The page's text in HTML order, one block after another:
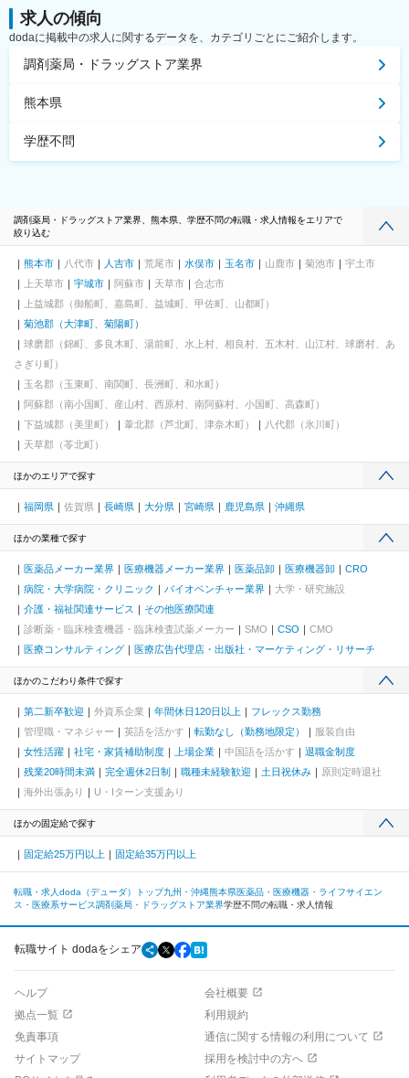
求人の傾向
dodaに掲載中の求人に関するデータを、カテゴリごとにご紹介します。
調剤薬局・ドラッグストア業界
熊本県
学歴不問
調剤薬局・ドラッグストア業界、熊本県、学歴不問の転職・求人情報をエリアで
絞り込む
熊本市 八代市 人吉市 荒尾市 水俣市 玉名市 山鹿市 菊池市
宇土市
上天草市
宇城市 阿蘇市 天草市
合志市
上益城郡（御船町、嘉島町、益城町、甲佐町、山都町）
菊池郡（大津町、菊陽町）
球磨郡（錦町、多良木町、湯前町、水上村、相良村、五木村、山江村、球磨村、あ
さぎり町）
玉名郡（玉東町、南関町、長洲町、和水町）
阿蘇郡（南小国町、産山村、西原村、南阿蘇村、小国町、高森町）
下益城郡（美里町）
葦北郡（芦北町、津奈木町）
八代郡（氷川町）
天草郡（苓北町）
ほかのエリアで探す
福岡県 佐賀県 長崎県 大分県 宮崎県 鹿児島県 沖縄県
ほかの業種で探す
医薬品メーカー業界 医療機器メーカー業界 医薬品卸 医療機器卸
CRO
病院・大学病院・クリニック
バイオベンチャー業界
大学・研究施設
介護・福祉関連サービス
その他医療関連
診断薬・臨床検査機器・臨床検査試薬メーカー
SMO CSO
CMO
医療コンサルティング
医療広告代理店・出版社・マーケティング・リサーチ
ほかのこだわり条件で探す
第二新卒歓迎 外資系企業 年間休日120日以上
フレックス勤務
管理職・マネジャー
英語を活かす 転勤なし（勤務地限定）
服装自由
女性活躍
社宅・家賃補助制度 上場企業 中国語を活かす
退職金制度
残業20時間未満
完全週休2日制 職種未経験歓迎 土日祝休み
原則定時退社
海外出張あり
U・Iターン支援あり
ほかの固定給で探す
固定給25万円以上 固定給35万円以上
転職・求人doda（デューダ）トップ九州・沖縄熊本県医薬品・医療機器・ライフサイエン
ス・医療系サービス調剤薬局・ドラッグストア業界学歴不問の転職・求人情報
転職サイト dodaをシェア
ヘルプ
会社概要
拠点一覧
利用規約
免責事項
通信に関する情報の利用について
サイトマップ
採用を検討中の方へ